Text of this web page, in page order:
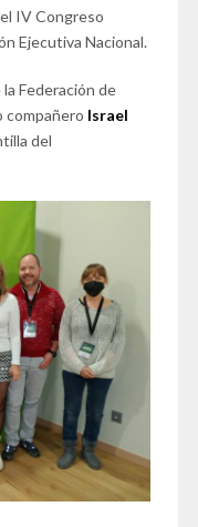
IV Congreso
Ejecutiva Nacional.
Federación de
compañero Israel
del